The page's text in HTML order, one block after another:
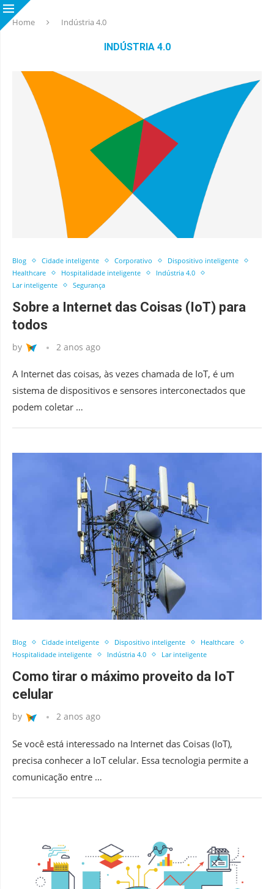
Home Indústria 4.0
INDÚSTRIA 4.0
Blog Cidade inteligente Corporativo
Dispositivo inteligente
Healthcare
Hospitalidade inteligente
Indústria 4.0
Lar inteligente
Segurança
Sobre a Internet das Coisas (IoT) para
todos
by 2 anos ago
A Internet das coisas, às vezes chamada de IoT, é um
sistema de dispositivos e sensores interconectados que
podem coletar …
Blog Cidade inteligente Dispositivo inteligente
Healthcare
Hospitalidade inteligente
Indústria 4.0 Lar inteligente
Como tirar o máximo proveito da IoT
celular
by 2 anos ago
Se você está interessado na Internet das Coisas (IoT),
precisa conhecer a IoT celular. Essa tecnologia permite a
comunicação entre …